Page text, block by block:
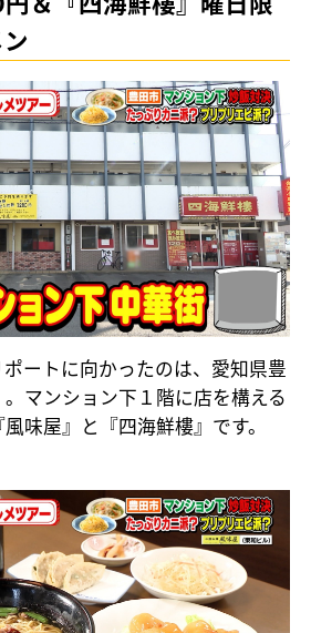
ートに向かったのは、愛知県豊
マンション下１階に店を構える
味屋』と『四海鮮樓』です。